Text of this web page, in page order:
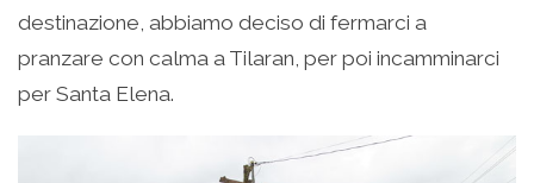
destinazione, abbiamo deciso di fermarci a
pranzare con calma a Tilaran, per poi incamminarci
per Santa Elena.